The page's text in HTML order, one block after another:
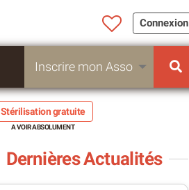
Connexion
Inscrire mon Asso
Stérilisation gratuite
Dernières Actualités